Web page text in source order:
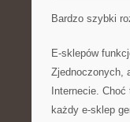
Bardzo szybki
E-sklepów
Zjednoczonych,
Internecie.
każdy e-sklep